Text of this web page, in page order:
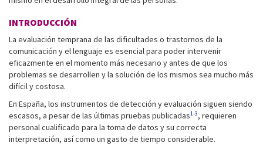
INTRODUCCIÓN
La evaluación temprana de las dificultades o trastornos de la
comunicación y el lenguaje es esencial para poder intervenir
eficazmente en el momento más necesario y antes de que los
problemas se desarrollen y la solución de los mismos sea mucho más
difícil y costosa.
En España, los instrumentos de detección y evaluación siguen siendo
escasos, a pesar de las últimas pruebas publicadas1-3, requieren
personal cualificado para la toma de datos y su correcta
interpretación, así como un gasto de tiempo considerable.